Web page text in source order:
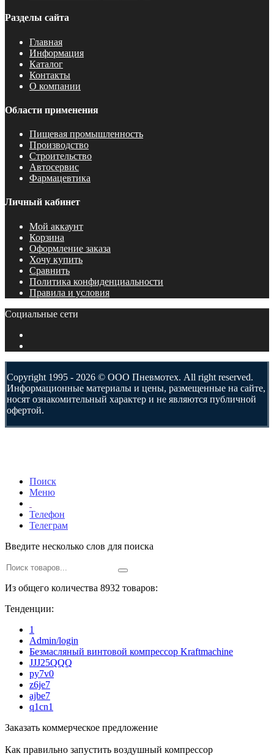
Разделы сайта
Главная
Информация
Каталог
Контакты
О компании
Области применения
Пищевая промышленность
Производство
Строительство
Автосервис
Фармацевтика
Личный кабинет
Мой аккаунт
Корзина
Оформление заказа
Хочу купить
Сравнить
Политика конфиденциальности
Правила и условия
Социальные сети
Copyright 1995 - 2026 © ООО Пневмотех. All right reserved.
Информационные материалы и цены, размещенные на сайте,
носят ознакомительный характер и не являются публичной
офертой.
Поиск
Меню
Телефон
Телеграм
Введите несколько слов для поиска
Из общего количества 8932 товаров:
Тенденции:
1
Admin/login
Безмасляный винтовой компрессор Kraftmaсhine
JJJ25QQQ
py7v0
z6je7
ajbe7
q1cn1
Заказать коммерческое предложение
Как правильно запустить воздушный компрессор